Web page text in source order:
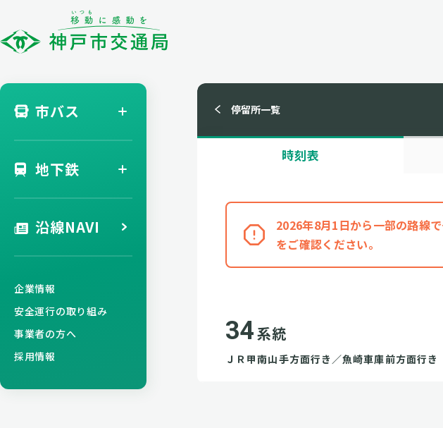
市バス
地下鉄
沿線NAVI
企業情報
安全運行の取り組み
事業者の方へ
採用情報
停留所一覧
時刻表
2026年8月1日から一部の路線
をご確認ください。
34系統
ＪＲ甲南山手方面行き／魚崎車庫前方面行き